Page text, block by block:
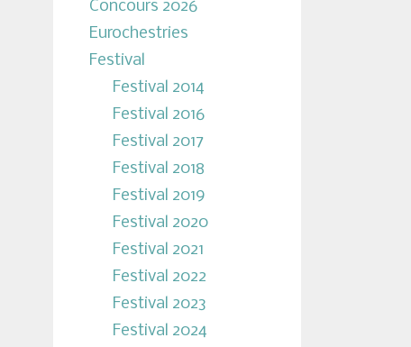
Concours 2026
Eurochestries
Festival
Festival 2014
Festival 2016
Festival 2017
Festival 2018
Festival 2019
Festival 2020
Festival 2021
Festival 2022
Festival 2023
Festival 2024